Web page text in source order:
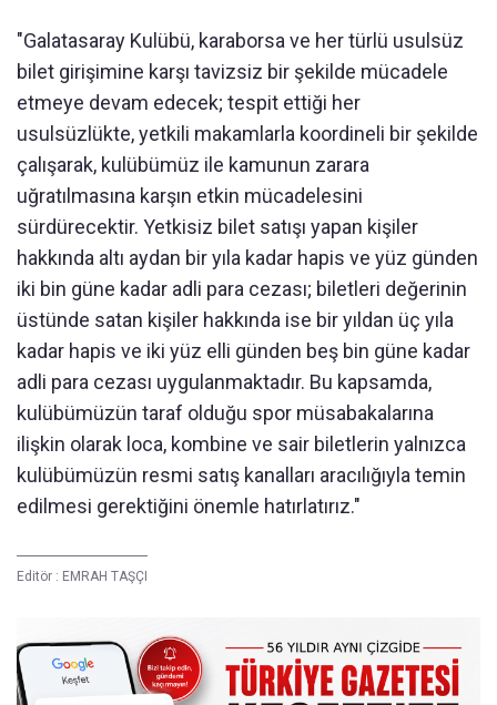
"Galatasaray Kulübü, karaborsa ve her türlü usulsüz
bilet girişimine karşı tavizsiz bir şekilde mücadele
etmeye devam edecek; tespit ettiği her
usulsüzlükte, yetkili makamlarla koordineli bir şekilde
çalışarak, kulübümüz ile kamunun zarara
uğratılmasına karşın etkin mücadelesini
sürdürecektir. Yetkisiz bilet satışı yapan kişiler
hakkında altı aydan bir yıla kadar hapis ve yüz günden
iki bin güne kadar adli para cezası; biletleri değerinin
üstünde satan kişiler hakkında ise bir yıldan üç yıla
kadar hapis ve iki yüz elli günden beş bin güne kadar
adli para cezası uygulanmaktadır. Bu kapsamda,
kulübümüzün taraf olduğu spor müsabakalarına
ilişkin olarak loca, kombine ve sair biletlerin yalnızca
kulübümüzün resmi satış kanalları aracılığıyla temin
edilmesi gerektiğini önemle hatırlatırız."
Editör : EMRAH TAŞÇI